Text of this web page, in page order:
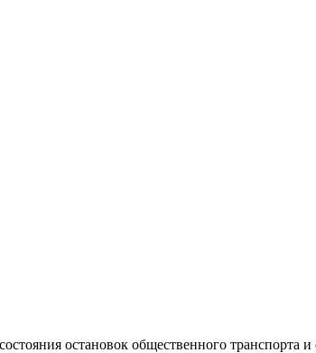
остановок общественного транспорта